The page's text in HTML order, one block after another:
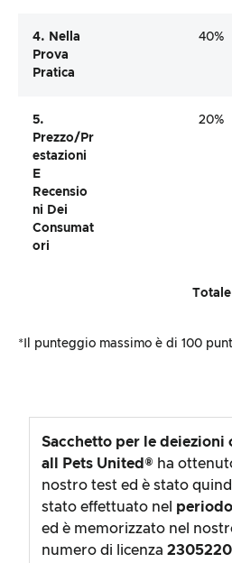
4. Nella
Prova
Pratica
40%
5.
Prezzo/pr
Estazioni
E
Recensio
Ni Dei
Consumat
Ori
20%
Totale
*Il punteggio massimo è di 100
Sacchetto per le deiezioni
all Pets United® ha
nostro test ed è stato
stato effettuato nel
ed è memorizzato nel
numero di licenza